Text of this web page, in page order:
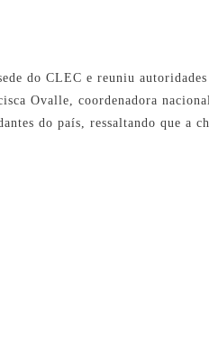
do CLEC e reuniu
Ovalle, coordenadora
do país, ressaltando que a